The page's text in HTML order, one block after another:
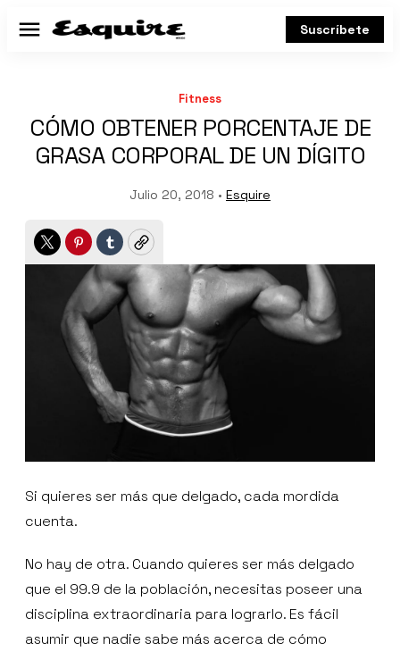
Menú Suscríbete
Fitness
CÓMO OBTENER PORCENTAJE DE
GRASA CORPORAL DE UN DÍGITO
Julio 20, 2018 • Esquire
TwitterPinterest
TumblrCopy
Si quieres ser más que delgado, cada mordida
cuenta.
No hay de otra. Cuando quieres ser más delgado
que el 99.9 de la población, necesitas poseer una
disciplina extraordinaria para lograrlo. Es fácil
asumir que nadie sabe más acerca de cómo